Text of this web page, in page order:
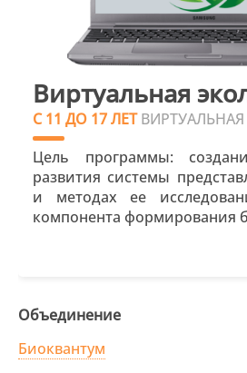
Виртуальная
С 11 ДО 17 ЛЕТ
Цель программы:
развития системы
и методах ее
компонента формирования
Объединение
Биоквантум